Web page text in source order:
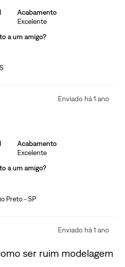
Acabamento
Excelente
a um amigo?
Enviado há1 ano
Acabamento
Excelente
a um amigo?
Preto - SP
Enviado há1 ano
ser ruim modelagem